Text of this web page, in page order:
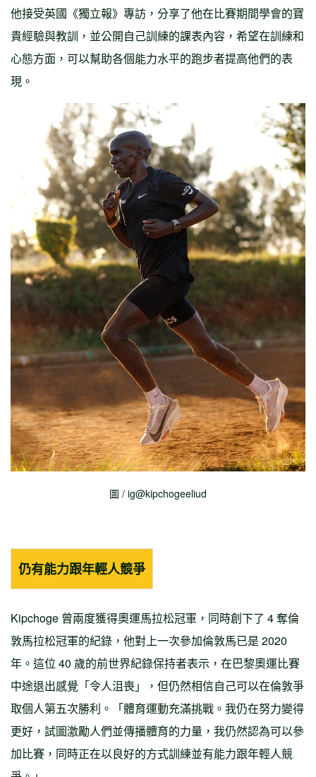
他接受英國《獨立報》專訪，分享了他在比賽期間學會的寶
貴經驗與教訓，並公開自己訓練的課表內容，希望在訓練和
心態方面，可以幫助各個能力水平的跑步者提高他們的表
現。
圖 / ig@kipchogeeliud
仍有能力跟年輕人競爭
Kipchoge 曾兩度獲得奧運馬拉松冠軍，同時創下了 4 奪倫
敦馬拉松冠軍的紀錄，他對上一次參加倫敦馬已是 2020
年。這位 40 歲的前世界紀錄保持者表示，在巴黎奧運比賽
中途退出感覺「令人沮喪」，但仍然相信自己可以在倫敦爭
取個人第五次勝利。「體育運動充滿挑戰。我仍在努力變得
更好，試圖激勵人們並傳播體育的力量，我仍然認為可以參
加比賽，同時正在以良好的方式訓練並有能力跟年輕人競